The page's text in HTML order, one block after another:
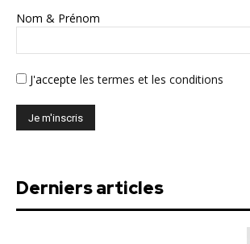
Nom & Prénom
J'accepte les termes et les conditions
Derniers articles